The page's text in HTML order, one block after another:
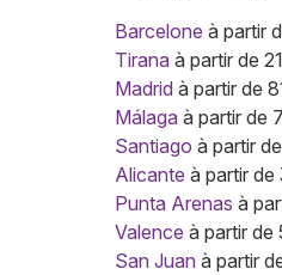
Barcelone à partir
Tirana à partir de
Madrid à partir de
Málaga à partir de
Santiago à partir
Alicante à partir
Punta Arenas à
Valence à partir
San Juan à partir